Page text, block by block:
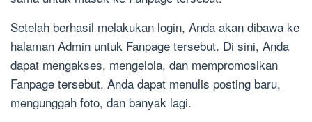
Setelah berhasil melakukan login, Anda akan dibawa ke
halaman Admin untuk Fanpage tersebut. Di sini, Anda
dapat mengakses, mengelola, dan mempromosikan
Fanpage tersebut. Anda dapat menulis posting baru,
mengunggah foto, dan banyak lagi.